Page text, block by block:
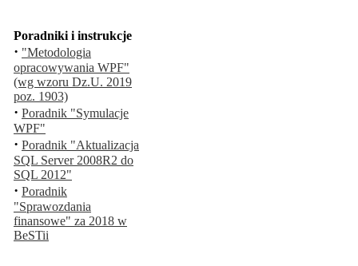
Poradniki i instrukcje
· "Metodologia
opracowywania WPF"
(wg wzoru Dz.U. 2019
poz. 1903)
· Poradnik "Symulacje
WPF"
· Poradnik "Aktualizacja
SQL Server 2008R2 do
SQL 2012"
· Poradnik
"Sprawozdania
finansowe" za 2018 w
BeSTii